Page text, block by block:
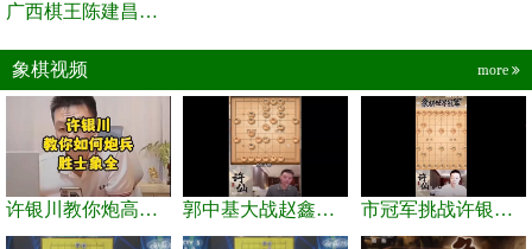
广西棋王陈建昌直播间
象棋视频 more
许银川教你炮高兵士象全如何赢士象全，简单四步即可 郭中基大战赵鑫鑫，许银川激情讲解 市冠军挑战许银川，急进中兵变化真激烈！